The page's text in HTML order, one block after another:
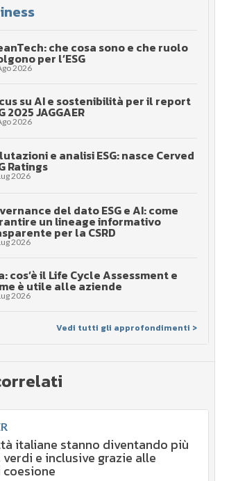
che cosa sono e che ruolo
per l’ESG
2026
su AI e sostenibilità per il report
2025 JAGGAER
2026
e analisi ESG: nasce Cerved
Ratings
2026
del dato ESG e AI: come
un lineage informativo
per la CSRD
2026
cos’è il Life Cycle Assessment e
è utile alle aziende
2026
Vedi tutti gli approfondimenti >
italiane stanno diventando più
e inclusive grazie alle